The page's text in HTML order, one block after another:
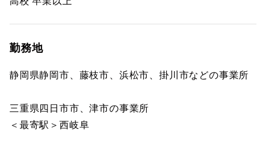
勤務地
静岡県静岡市、藤枝市、浜松市、掛川市などの事業所
三重県四日市市、津市の事業所
＜最寄駅＞西岐阜